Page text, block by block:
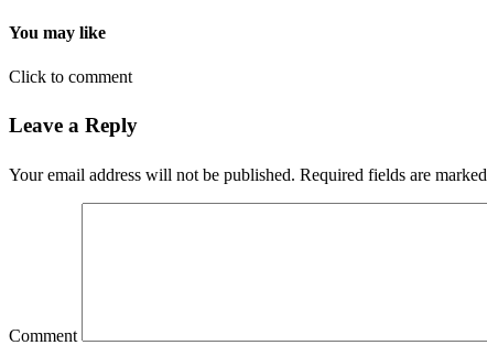
You may like
Click to comment
Leave a Reply
Your email address will not be published. Required fields are marked
Comment